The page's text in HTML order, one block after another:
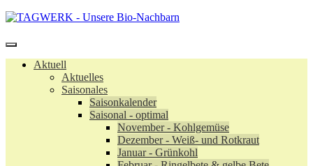
Aktuell
Aktuelles
Saisonales
Saisonkalender
Saisonal - optimal
November - Kohlgemüse
Dezember - Weiß- und Rotkraut
Januar - Grünkohl